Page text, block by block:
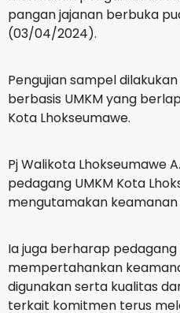
pangan jajanan berbuka
(03/04/2024).
Pengujian sampel
berbasis UMKM yang
Kota Lhokseumawe.
Pj Walikota Lhokseumawe
pedagang UMKM Kota
mengutamakan
Ia juga berharap pedagang
mempertahankan
digunakan serta kualitas
terkait komitmen terus